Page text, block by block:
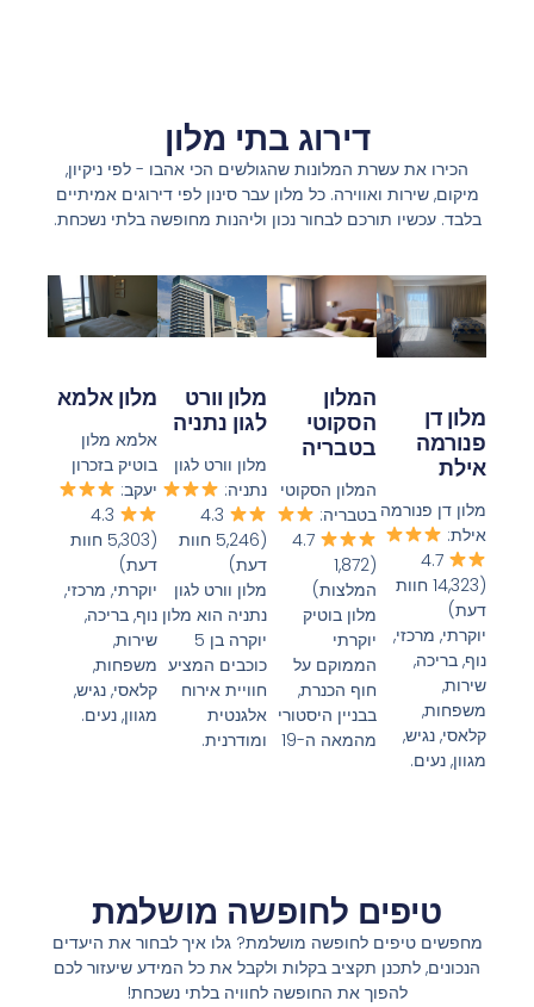
דירוג בתי מלון
הכירו את עשרת המלונות שהגולשים הכי אהבו - לפי ניקיון,
מיקום, שירות ואווירה. כל מלון עבר סינון לפי דירוגים אמיתיים
בלבד. עכשיו תורכם לבחור נכון וליהנות מחופשה בלתי נשכחת.
מלון דן
פנורמה
אילת
מלון דן פנורמה
אילת:
4.7
(14,323 חוות
דעת)
יוקרתי, מרכזי,
נוף, בריכה,
שירות,
משפחות,
קלאסי, נגיש,
מגוון, נעים.
המלון
הסקוטי
בטבריה
המלון הסקוטי
בטבריה:
4.7
(1,872
המלצות)
מלון בוטיק
יוקרתי
הממוקם על
חוף הכנרת,
בבניין היסטורי
מהמאה ה-19
מלון וורט
לגון נתניה
מלון וורט לגון
נתניה:
4.3
(5,246 חוות
דעת)
מלון וורט לגון
נתניה הוא מלון
יוקרה בן 5
כוכבים המציע
חוויית אירוח
אלגנטית
ומודרנית.
מלון אלמא
אלמא מלון
בוטיק בזכרון
יעקב:
4.3
(5,303 חוות
דעת)
יוקרתי, מרכזי,
נוף, בריכה,
שירות,
משפחות,
קלאסי, נגיש,
מגוון, נעים.
טיפים לחופשה מושלמת
מחפשים טיפים לחופשה מושלמת? גלו איך לבחור את היעדים
הנכונים, לתכנן תקציב בקלות ולקבל את כל המידע שיעזור לכם
להפוך את החופשה לחוויה בלתי נשכחת!